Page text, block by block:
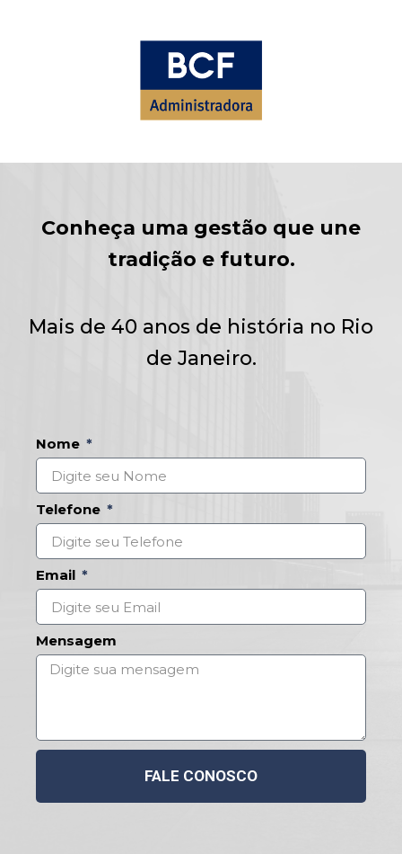
Conheça uma gestão que une
tradição e futuro.
Mais de 40 anos de história no Rio
de Janeiro.
Nome
Telefone
Email
Mensagem
FALE CONOSCO